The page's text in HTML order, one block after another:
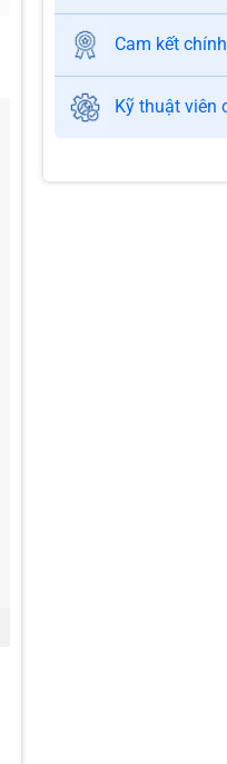
Cam kết
Kỹ thuật viên